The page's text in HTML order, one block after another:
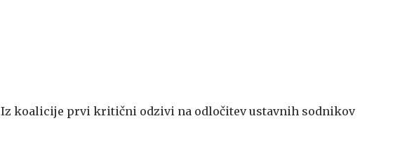
Iz koalicije prvi kritični odzivi na odločitev ustavnih sodnikov